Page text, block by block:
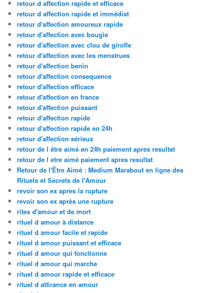
retour d affection rapide et efficace
retour d affection rapide et immédiat
retour d'affection amoureux rapide
retour d'affection avec bougie
retour d'affection avec clou de girofle
retour d'affection avec les menstrues
retour d'affection benin
retour d'affection consequence
retour d'affection efficace
retour d'affection en france
retour d'affection puissant
retour d'affection rapide
retour d'affection rapide en 24h
retour d'affection sérieux
retour de l être aimé en 24h paiement apres resultat
retour de l etre aimé paiement apres resultat
Retour de l'Être Aimé : Medium Marabout en ligne des
Rituels et Secrets de l'Amour
revoir son ex apres la rupture
revoir son ex après une rupture
rites d'amour et de mort
rituel d amour à distance
rituel d amour facile et rapide
rituel d amour puissant et efficace
rituel d amour qui fonctionne
rituel d amour qui marche
rituel d amour rapide et efficace
rituel d attirance en amour